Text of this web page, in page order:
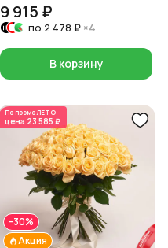
9 915 ₽
по 2 478 ₽ ×4
В корзину
По промоЛЕТО
цена 23 585 ₽
Акция
-30%